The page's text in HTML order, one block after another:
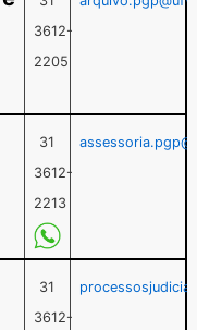
3612-
2205
31
3612-
2213
31
3612-